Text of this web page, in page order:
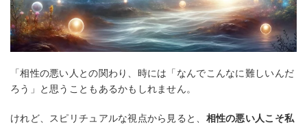
「相性の悪い人との関わり、時には「なんでこんなに難しいんだ
ろう」と思うこともあるかもしれません。
けれど、スピリチュアルな視点から見ると、 相性の悪い人こそ私